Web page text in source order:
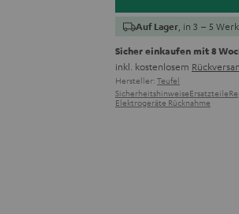
Auf Lager , in 3 – 5
Sicher einkaufen mit 8
inkl. kostenlosem
Hersteller: Teufel
SicherheitshinweiseErsatzteile
Elektrogeräte Rücknahme